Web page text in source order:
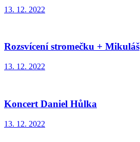
13. 12. 2022
Rozsvícení stromečku + Mikuláš
13. 12. 2022
Koncert Daniel Hůlka
13. 12. 2022